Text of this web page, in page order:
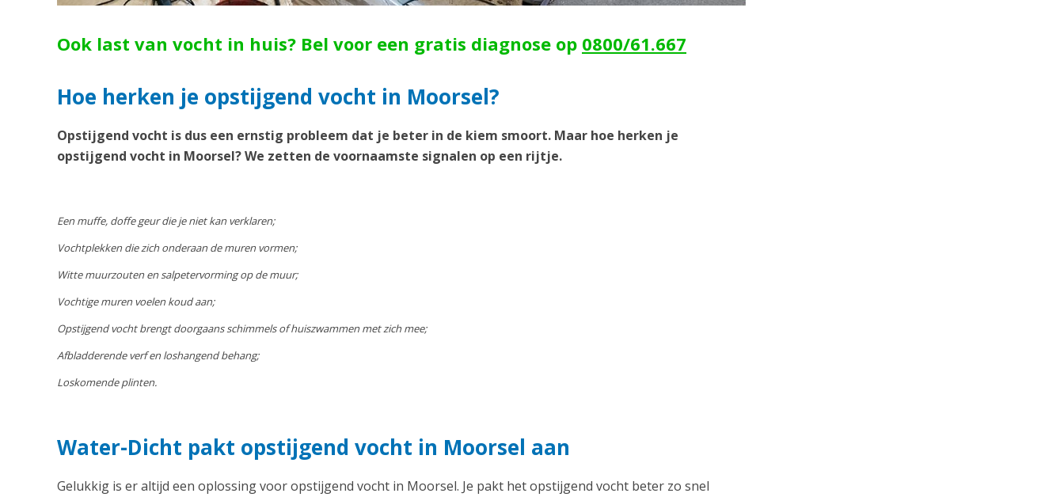
Ook last van vocht in huis? Bel voor een gratis diagnose op 0800/61.667
Hoe herken je opstijgend vocht in Moorsel?
Opstijgend vocht is dus een ernstig probleem dat je beter in de kiem smoort. Maar hoe herken je
opstijgend vocht in Moorsel? We zetten de voornaamste signalen op een rijtje.
Een muffe, doffe geur die je niet kan verklaren;
Vochtplekken die zich onderaan de muren vormen;
Witte muurzouten en salpetervorming op de muur;
Vochtige muren voelen koud aan;
Opstijgend vocht brengt doorgaans schimmels of huiszwammen met zich mee;
Afbladderende verf en loshangend behang;
Loskomende plinten.
Water-Dicht pakt opstijgend vocht in Moorsel aan
Gelukkig is er altijd een oplossing voor opstijgend vocht in Moorsel. Je pakt het opstijgend vocht beter zo snel